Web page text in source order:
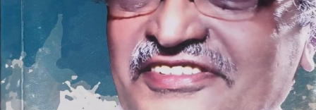
ವಿಮಲಾರುಣ
ಪಡ್ಡoಬೈಲು